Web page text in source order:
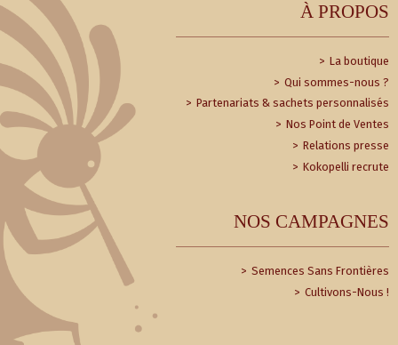
À PROPOS
La boutique
Qui sommes-nous ?
Partenariats & sachets personnalisés
Nos Point de Ventes
Relations presse
Kokopelli recrute
NOS CAMPAGNES
Semences Sans Frontières
Cultivons-Nous !